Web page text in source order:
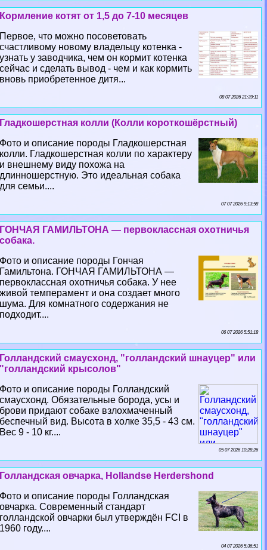
Кормление котят от 1,5 до 7-10 месяцев
Первое, что можно посоветовать
счастливому новому владельцу котенка -
узнать у заводчика, чем он кормит котенка
сейчас и сделать вывод - чем и как кормить
вновь приобретенное дитя...
08 07 2026 21:39:11
Гладкошерстная колли (Колли короткошёрстный)
Фото и описание породы Гладкошерстная
колли. Гладкошерстная колли по хаpaктеру
и внешнему виду похожа на
длинношерстную. Это идеальная собака
для семьи....
07 07 2026 9:13:58
ГОНЧАЯ ГАМИЛЬТОНА — первоклассная охотничья
собака.
Фото и описание породы Гончая
Гамильтона. ГОНЧАЯ ГАМИЛЬТОНА —
первоклассная охотничья собака. У нее
живой темперамент и она создает много
шума. Для комнатного содержания не
подходит....
06 07 2026 5:51:18
Голландский смаусхонд, "голландский шнауцер" или
"голландский крысолов"
Фото и описание породы Голландский
смаусхонд. Обязательные борода, усы и
брови придают собаке взлохмаченный
беспечный вид. Высота в холке 35,5 - 43 см.
Вес 9 - 10 кг....
05 07 2026 10:28:26
Голландская овчарка, Hollandse Herdershond
Фото и описание породы Голландская
овчарка. Современный стандарт
голландской овчарки был утверждён FCI в
1960 году....
04 07 2026 5:36:51